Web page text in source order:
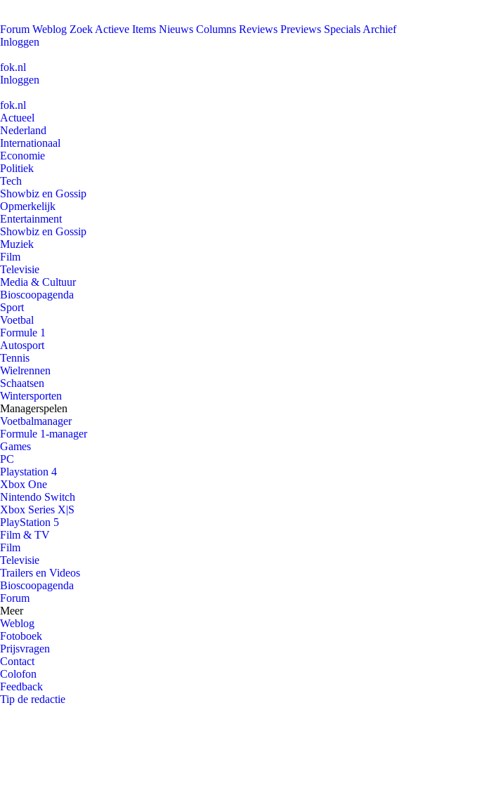
Forum Weblog Zoek Actieve Items Nieuws Columns Reviews Previews Specials Archief
Inloggen
fok.nl
Inloggen
fok.nl
Actueel
Nederland
Internationaal
Economie
Politiek
Tech
Showbiz en Gossip
Opmerkelijk
Entertainment
Showbiz en Gossip
Muziek
Film
Televisie
Media & Cultuur
Bioscoopagenda
Sport
Voetbal
Formule 1
Autosport
Tennis
Wielrennen
Schaatsen
Wintersporten
Managerspelen
Voetbalmanager
Formule 1-manager
Games
PC
Playstation 4
Xbox One
Nintendo Switch
Xbox Series X|S
PlayStation 5
Film & TV
Film
Televisie
Trailers en Videos
Bioscoopagenda
Forum
Meer
Weblog
Fotoboek
Prijsvragen
Contact
Colofon
Feedback
Tip de redactie